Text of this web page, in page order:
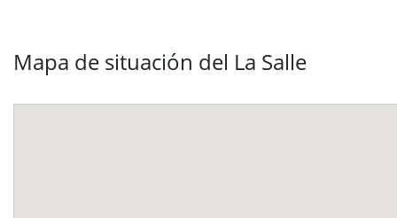
Mapa de situación del La Salle